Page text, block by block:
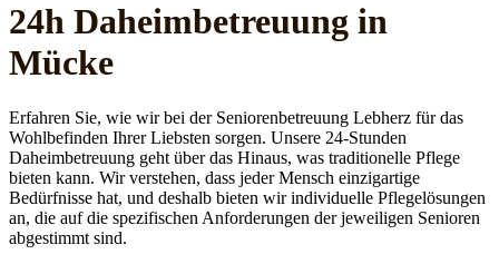
24h Daheim­betreuung in
Mücke
Erfahren Sie, wie wir bei der Seniorenbetreuung Lebherz für das
Wohlbefinden Ihrer Liebsten sorgen. Unsere 24-Stunden
Daheimbetreuung geht über das Hinaus, was traditionelle Pflege
bieten kann. Wir verstehen, dass jeder Mensch einzigartige
Bedürfnisse hat, und deshalb bieten wir individuelle Pflegelösungen
an, die auf die spezifischen Anforderungen der jeweiligen Senioren
abgestimmt sind.